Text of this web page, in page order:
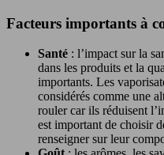
Facteurs importants à
Santé : l’impact sur la
dans les produits et la
importants. Les
considérés comme une
rouler car ils réduisent
est important de choisir
renseigner sur leur